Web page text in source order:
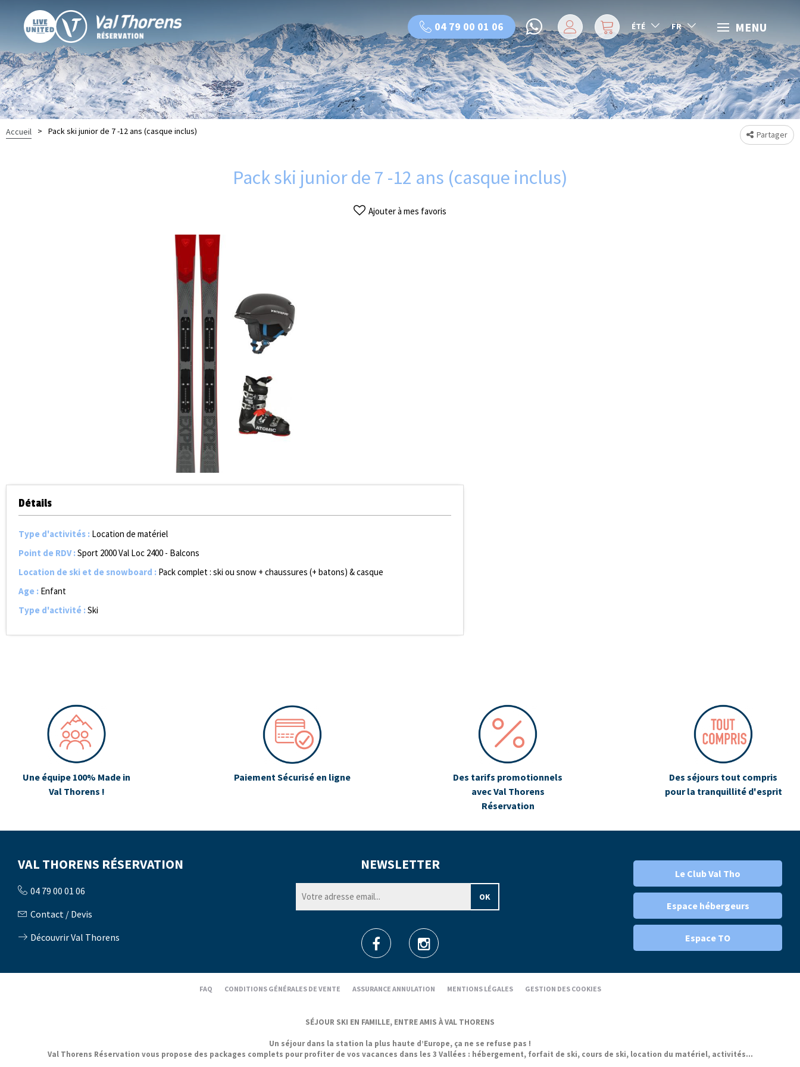
04 79 00 01 06 ÉTÉ FR MENU
Accueil > Pack ski junior de 7 -12 ans (casque inclus) Partager
Pack ski junior de 7 -12 ans (casque inclus)
Ajouter à mes favoris
Détails
Type d'activités : Location de matériel
Point de RDV:Sport 2000 Val Loc 2400 - Balcons
Location de ski et de snowboard : Pack complet : ski ou snow + chaussures (+ batons) & casque
Age : Enfant
Type d'activité :Ski
Une équipe 100% Made in
Val Thorens !
Paiement Sécurisé en ligne
Des tarifs promotionnels
avec Val Thorens
Réservation
Des séjours tout compris
pour la tranquillité d'esprit
VAL THORENS RÉSERVATION
04 79 00 01 06
Contact / Devis
Découvrir Val Thorens
NEWSLETTER
Le Club Val Tho
Espace hébergeurs
Espace TO
FAQ CONDITIONS GÉNÉRALES DE VENTE ASSURANCE ANNULATION MENTIONS LÉGALES GESTION DES COOKIES
SÉJOUR SKI EN FAMILLE, ENTRE AMIS À VAL THORENS
Un séjour dans la station la plus haute d’Europe, ça ne se refuse pas !
Val Thorens Réservation vous propose des packages complets pour profiter de vos vacances dans les 3 Vallées : hébergement, forfait de ski, cours de ski, location du matériel, activités...